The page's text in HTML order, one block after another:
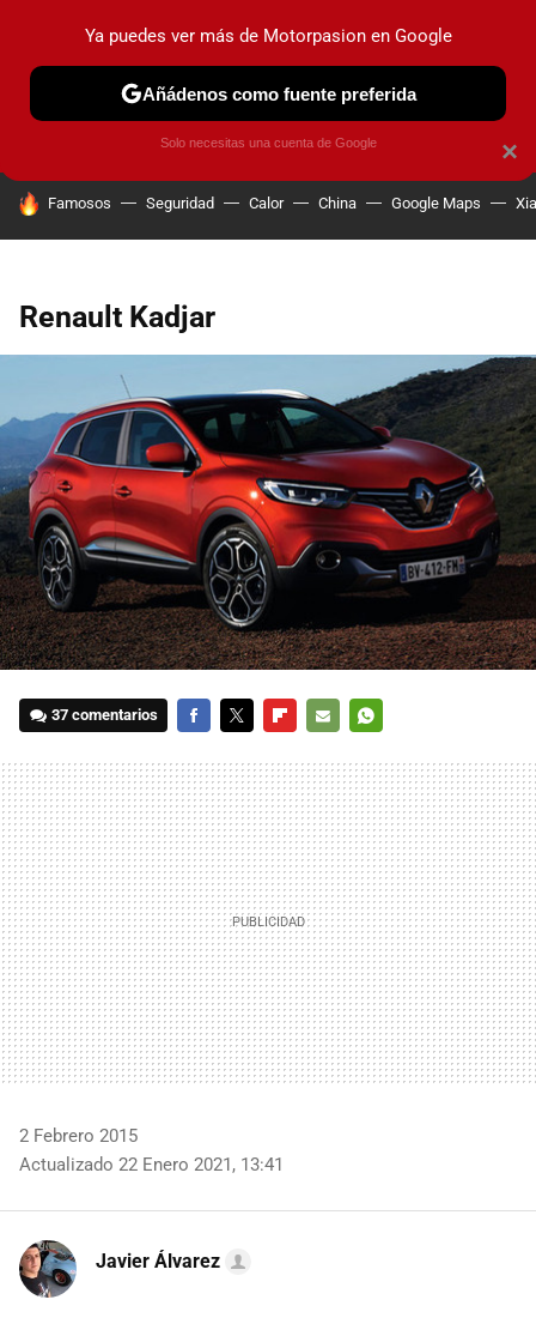
PRUEBAS COCHES ELÉCTRICOS OBSERVATORIO
HOY SE HABLA DE
Famosos Seguridad Calor China Google Maps
Renault Kadjar
37 comentarios
MAIL
2 Febrero 2015
Actualizado 22 Enero 2021, 13:41
Javier Álvarez
×
Ya puedes ver más de Motorpasion en Google
Añádenos como fuente preferida
Solo necesitas una cuenta de Google